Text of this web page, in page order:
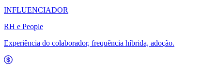
INFLUENCIADOR
RH e People
Experiência do colaborador, frequência híbrida, adoção.